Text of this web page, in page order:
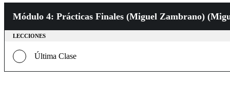
Módulo 4: Prácticas Finales (Miguel Zambrano)
LECCIONES
Última Clase